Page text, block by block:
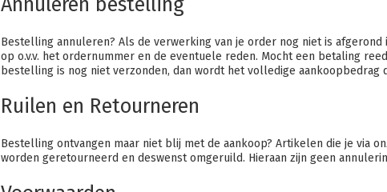
Annuleren bestelling
Bestelling annuleren? Als de verwerking van je order nog niet is afgerond
op o.v.v. het ordernummer en de eventuele reden. Mocht een betaling
bestelling is nog niet verzonden, dan wordt het volledige aankoopbedrag
Ruilen en Retourneren
Bestelling ontvangen maar niet blij met de aankoop? Artikelen die je via
worden geretourneerd en deswenst omgeruild. Hieraan zijn geen